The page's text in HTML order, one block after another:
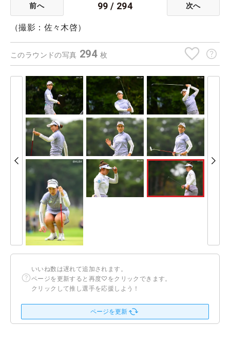
前へ 99 / 294 次へ
（撮影：佐々木啓）
このラウンドの写真 294 枚
いいね数は遅れて追加されます。
ページを更新すると再度♡をクリックできます。
クリックして推し選手を応援しよう！
ページを更新